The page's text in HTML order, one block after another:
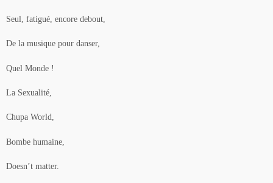
Seul, fatigué, encore debout,
De la musique pour danser,
Quel Monde !
La Sexualité,
Chupa World,
Bombe humaine,
Doesn’t matter.